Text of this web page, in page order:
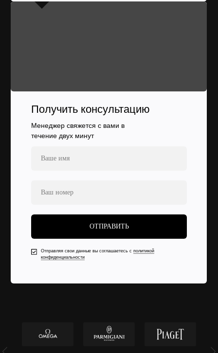
ОТПРАВИТЬ
Получить консультацию
Менеджер свяжется с вами в
течение двух минут
Отправляя свои данные вы соглашаетесь с политикой
конфиденциальности